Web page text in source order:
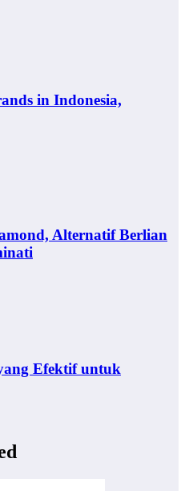
in Indonesia,
Alternatif Berlian
Efektif untuk